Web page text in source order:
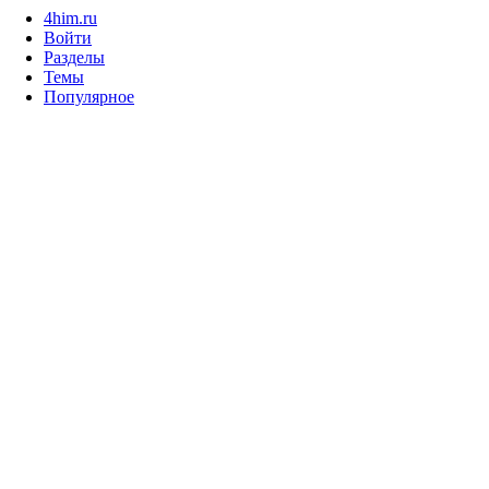
4him.ru
Войти
Разделы
Темы
Популярное